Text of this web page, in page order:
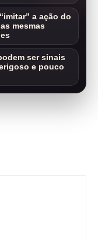
a ação do
mesmas
ser sinais
e pouco